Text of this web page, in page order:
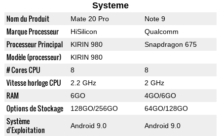
Systeme
Nom du Produit Mate 20 Pro Note 9
Marque Processeur HiSilicon Qualcomm
Processeur Principal KIRIN 980 Snapdragon 675
Modèle (processeur) KIRIN 980
# Cores CPU 8 8
Vitesse horloge CPU 2.2 GHz 2 GHz
RAM 6GO 4GO/6GO
Options de Stockage 128GO/256GO 64GO/128GO
Système
d'Exploitation
Android 9.0 Android 9.0